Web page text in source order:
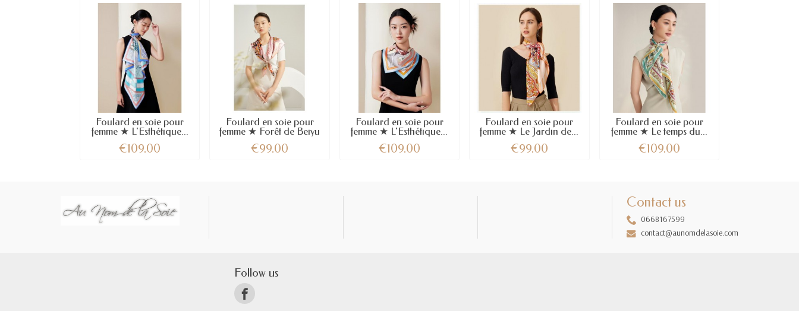
Foulard en soie pour
femme ★ L'Esthétique...
€109.00
Foulard en soie pour
femme ★ Forêt de Beiyu
€99.00
Foulard en soie pour
femme ★ L'Esthétique...
€109.00
Foulard en soie pour
femme ★ Le Jardin de...
€99.00
Foulard en soie pour
femme ★ Le temps du...
€109.00
Contact us
0668167599
contact@aunomdelasoie.com
Follow us